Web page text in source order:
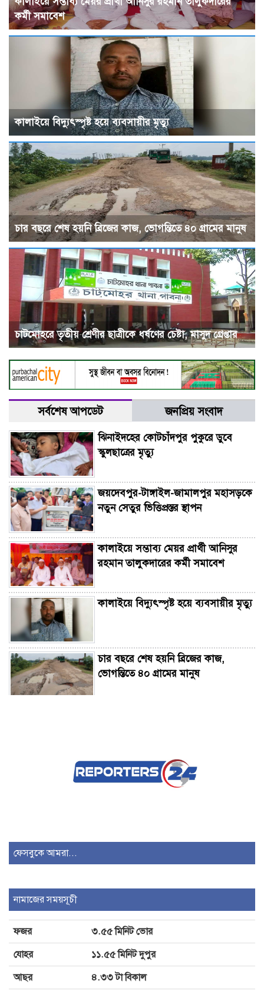
কর্মী সমাবেশ
কালাইয়ে বিদ্যুৎস্পৃষ্ট হয়ে ব্যবসায়ীর মৃত্যু
চার বছরে শেষ হয়নি ব্রিজের কাজ, ভোগন্তিতে ৪০ গ্রামের মানুষ
চাটমোহরে তৃতীয় শ্রেণীর ছাত্রীকে ধর্ষণের চেষ্টা, মাসুদ গ্রেপ্তার
সর্বশেষ আপডেট জনপ্রিয় সংবাদ
ঝিনাইদহের কোটচাঁদপুর পুকুরে ডুবে
স্কুলছাত্রের মৃত্যু
জয়দেবপুর-টাঙ্গাইল-জামালপুর মহাসড়কে
নতুন সেতুর ভিত্তিপ্রস্তর স্থাপন
কালাইয়ে সম্ভাব্য মেয়র প্রার্থী আনিসুর
রহমান তালুকদারের কর্মী সমাবেশ
কালাইয়ে বিদ্যুৎস্পৃষ্ট হয়ে ব্যবসায়ীর মৃত্যু
চার বছরে শেষ হয়নি ব্রিজের কাজ,
ভোগন্তিতে ৪০ গ্রামের মানুষ
লক্ষ্মীপুর জেলা পরিষদ প্রশাসকের সুস্থতা
কামনায় দোয়া অনুষ্ঠিত
উচ্চমূল্যেই বিক্রি হচ্ছে মুরগি ও অধিকাংশ
এক হাজার টাকার জেরে তুরাগে যুবককে
পল্লবীতে দুর্বৃত্তের গুলিতে নারীসহ আহত ২
ফেসবুকে আমরা...
নামাজের সময়সূচী
ফজর
৩.৫৫ মিনিট ভোর
যোহর
১১.৫৫ মিনিট দুপুর
আছর
৪.৩৩ টা বিকাল